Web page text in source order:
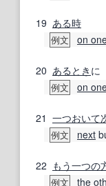
19 ある時
例文 on
20 あるとき に
例文 on
21 一つおいて
例文 next
22 もう一つの
例文 the